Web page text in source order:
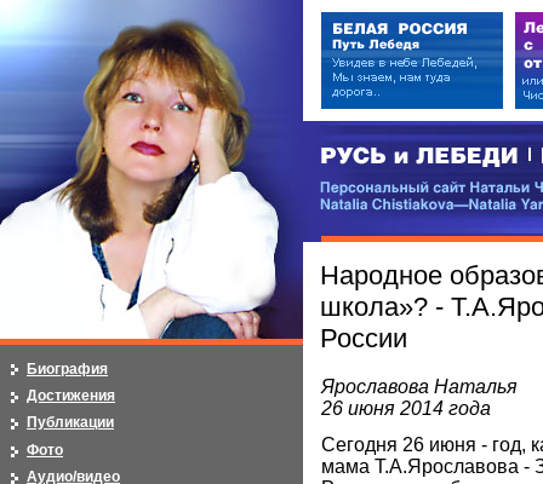
РУСЬ и ЛЕБЕДИ | RUSI —
Персональный сайт Натальи
Народное
школа»? -
России
Ярославова Наталья
26 июня 2014 года
Сегодня 26 июня - год,
мама Т.А.Ярославова -
Биография
Достижения
Публикации
Фото
Аудио/видео